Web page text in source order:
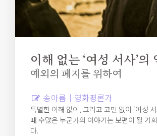
이해 없는 ‘여성 서사’의
예외의 폐지를 위하여
송아름｜영화평론가
특별한 이해 없이, 그리고 고민 없이 ‘여성
때 수많은 누군가의 이야기는 보편이 될 기
다.